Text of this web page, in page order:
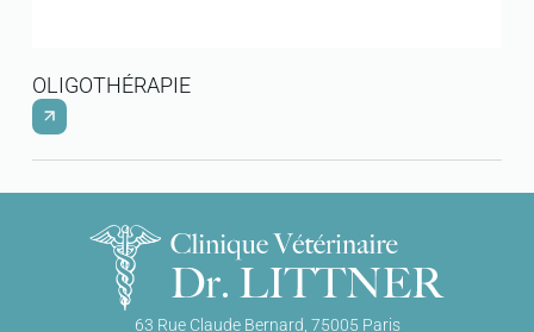
OLIGOTHÉRAPIE
63 Rue Claude Bernard, 75005 Paris